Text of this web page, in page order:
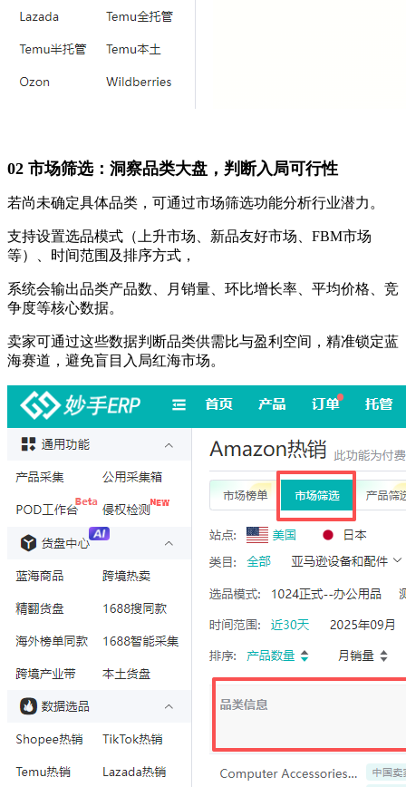
02 市场筛选：洞察品类大盘，判断入局可行性
若尚未确定具体品类，可通过市场筛选功能分析行业潜力。
支持设置选品模式（上升市场、新品友好市场、FBM市场
等）、时间范围及排序方式，
系统会输出品类产品数、月销量、环比增长率、平均价格、竞
争度等核心数据。
卖家可通过这些数据判断品类供需比与盈利空间，精准锁定蓝
海赛道，避免盲目入局红海市场。